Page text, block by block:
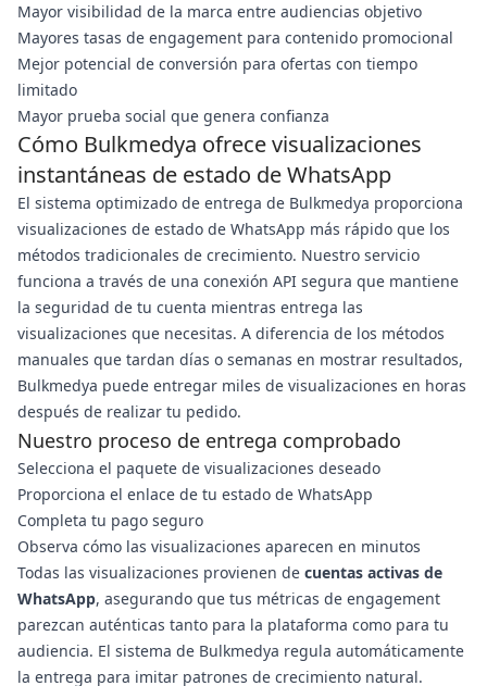
Mayor visibilidad de la marca entre audiencias objetivo
Mayores tasas de engagement para contenido promocional
Mejor potencial de conversión para ofertas con tiempo
limitado
Mayor prueba social que genera confianza
Cómo Bulkmedya ofrece visualizaciones
instantáneas de estado de WhatsApp
El sistema optimizado de entrega de Bulkmedya proporciona
visualizaciones de estado de WhatsApp más rápido que los
métodos tradicionales de crecimiento. Nuestro servicio
funciona a través de una conexión API segura que mantiene
la seguridad de tu cuenta mientras entrega las
visualizaciones que necesitas. A diferencia de los métodos
manuales que tardan días o semanas en mostrar resultados,
Bulkmedya puede entregar miles de visualizaciones en horas
después de realizar tu pedido.
Nuestro proceso de entrega comprobado
Selecciona el paquete de visualizaciones deseado
Proporciona el enlace de tu estado de WhatsApp
Completa tu pago seguro
Observa cómo las visualizaciones aparecen en minutos
Todas las visualizaciones provienen de cuentas activas de
WhatsApp, asegurando que tus métricas de engagement
parezcan auténticas tanto para la plataforma como para tu
audiencia. El sistema de Bulkmedya regula automáticamente
la entrega para imitar patrones de crecimiento natural.